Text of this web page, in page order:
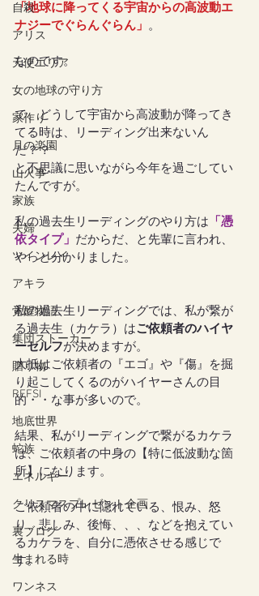
自殺
アリス
天使エリア
女の地球の守り方
家作り
月の楽園
山火事
家族
夫婦
ツインレイ
アキラ
覚醒物語
集団ストーカー
贈り物
REFSI
地底世界
蛇族
エネルギー
クリスマスプレゼント企画
裏ブログ
生まれる時
ワンネス
「地球に降ってくる宇宙からの高波動エ
ナジーでぐらんぐらん」 。
なのです。
で、どうして宇宙から高波動が降ってき
てる時は、リーディング出来ないん
だ？？
と不思議に思いながら今年を過ごしてい
たんですが。
私の過去生リーディングのやり方は 「憑
依タイプ」 だからだ、と先輩に言われ、
やっと分かりました。
私の過去生リーディングでは、私が繋が
る過去生（カケラ）はご依頼者のハイヤ
ーセルフが決めますが。
大抵はご依頼者の『エゴ』や『傷』を掘
り起こしてくるのがハイヤーさんの目
的・・な事が多いので。
結果、私がリーディングで繋がるカケラ
は、ご依頼者の中身の【特に低波動な箇
所】になります。
ご依頼者の中に隠れている、恨み、怒
り、悲しみ、後悔、、、などを抱えてい
るカケラを、自分に憑依させる感じで
す。